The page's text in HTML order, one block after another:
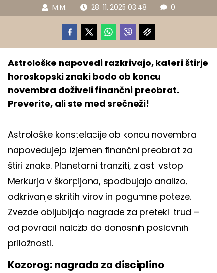
M.M. 28. 11. 2025 03.48 0
Astrološke napovedi razkrivajo, kateri štirje
horoskopski znaki bodo ob koncu
novembra doživeli finančni preobrat.
Preverite, ali ste med srečneži!
Astrološke konstelacije ob koncu novembra
napovedujejo izjemen finančni preobrat za
štiri znake. Planetarni tranziti, zlasti vstop
Merkurja v škorpijona, spodbujajo analizo,
odkrivanje skritih virov in pogumne poteze.
Zvezde obljubljajo nagrade za pretekli trud –
od povračil naložb do donosnih poslovnih
priložnosti.
Kozorog: nagrada za disciplino